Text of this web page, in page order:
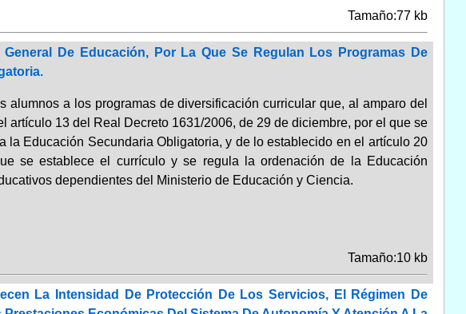
Tamaño:77 kb
De Educación, Por La Que Se Regulan Los Programas De
a los programas de diversificación curricular que, al amparo del
artículo 13 del Real Decreto 1631/2006, de 29 de diciembre, por el que se
la Educación Secundaria Obligatoria, y de lo establecido en el artículo 20
se establece el currículo y se regula la ordenación de la Educación
dependientes del Ministerio de Educación y Ciencia.
Tamaño:10 kb
La Intensidad De Protección De Los Servicios, El Régimen De